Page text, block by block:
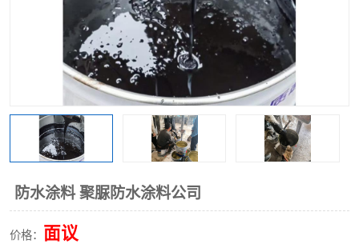
防水涂料 聚脲防水涂料公司
价格： 面议